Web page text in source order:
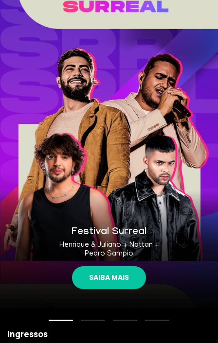
Festival Surreal
Henrique & Juliano + Nattan +
Pedro Sampio
SAIBA MAIS
Ingressos